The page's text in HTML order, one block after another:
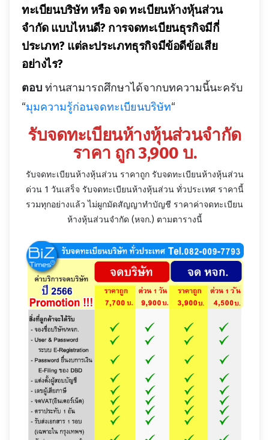
ทะเบียนบริษัท หรือ จด ทะเบียนห้างหุ้นส่วน
จำกัด แบบไหนดี? การจดทะเบียนธุรกิจมีกี่
ประเภท? แต่ละประเภทธุรกิจมีข้อดีข้อเสีย
อย่างไร?
ตอบ ท่านสามารถศึกษาได้จากบทความนี้นะครับ
“มุมความรู้ก่อนจดทะเบียนบริษัท“
รับจดทะเบียนห้างหุ้นส่วนจำกัด
ราคา ถูก 3,900 บ.
รับจดทะเบียนห้างหุ้นส่วน ราคาถูก รับจดทะเบียนห้างหุ้นส่วน
ด่วน 1 วันเสร็จ รับจดทะเบียนห้างหุ้นส่วน ทั่วประเทศ ราคานี้
รวมทุกอย่างแล้ว ไม่ผูกมัดสัญญาทำบัญชี ราคาค่าจดทะเบียน
ห้างหุ้นส่วนจำกัด (หจก.) ตามตารางนี้